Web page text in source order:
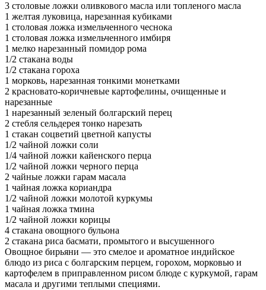
3 столовые ложки оливкового масла или топленого масла
1 желтая луковица, нарезанная кубиками
1 столовая ложка измельченного чеснока
1 столовая ложка измельченного имбиря
1 мелко нарезанный помидор рома
1/2 стакана воды
1/2 стакана гороха
1 морковь, нарезанная тонкими монетками
2 красновато-коричневые картофелины, очищенные и
нарезанные
1 нарезанный зеленый болгарский перец
2 стебля сельдерея тонко нарезать
1 стакан соцветий цветной капусты
1/2 чайной ложки соли
1/4 чайной ложки кайенского перца
1/2 чайной ложки черного перца
2 чайные ложки гарам масала
1 чайная ложка кориандра
1/2 чайной ложки молотой куркумы
1 чайная ложка тмина
1/2 чайной ложки корицы
4 стакана овощного бульона
2 стакана риса басмати, промытого и высушенного
Овощное бирьяни — это смелое и ароматное индийское
блюдо из риса с болгарским перцем, горохом, морковью и
картофелем в приправленном рисом блюде с куркумой, гарам
масала и другими теплыми специями.